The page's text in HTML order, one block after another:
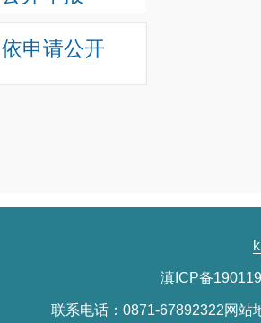
依申请公开
滇ICP备
联系电话：0871-67892322网站